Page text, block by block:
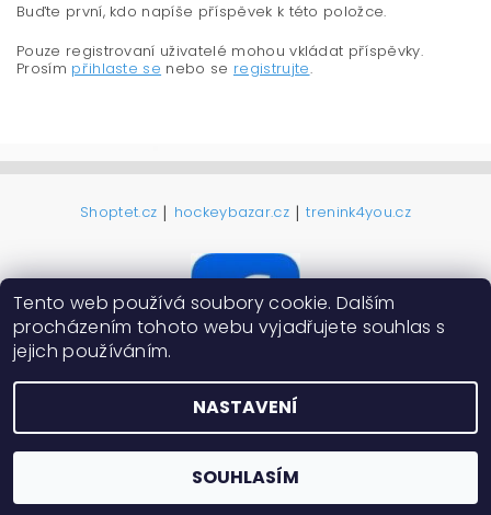
Buďte první, kdo napíše příspěvek k této položce.
Pouze registrovaní uživatelé mohou vkládat příspěvky.
Prosím přihlaste se nebo se registrujte.
Shoptet.cz | hockeybazar.cz | trenink4you.cz
2026 ©ProHokejky.cz, všechna práva vyhrazena
Vytvořil Shoptet
Tento web používá soubory cookie. Dalším
procházením tohoto webu vyjadřujete souhlas s
jejich používáním.
NASTAVENÍ
SOUHLASÍM